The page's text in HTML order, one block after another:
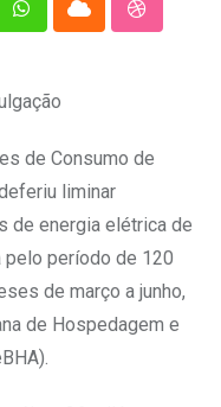
WhatsappCloud
de Consumo de
liminar
de energia elétrica de
pelo período de 120
de março a junho,
de Hospedagem e